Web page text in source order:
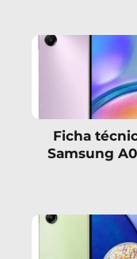
Ficha
Samsung